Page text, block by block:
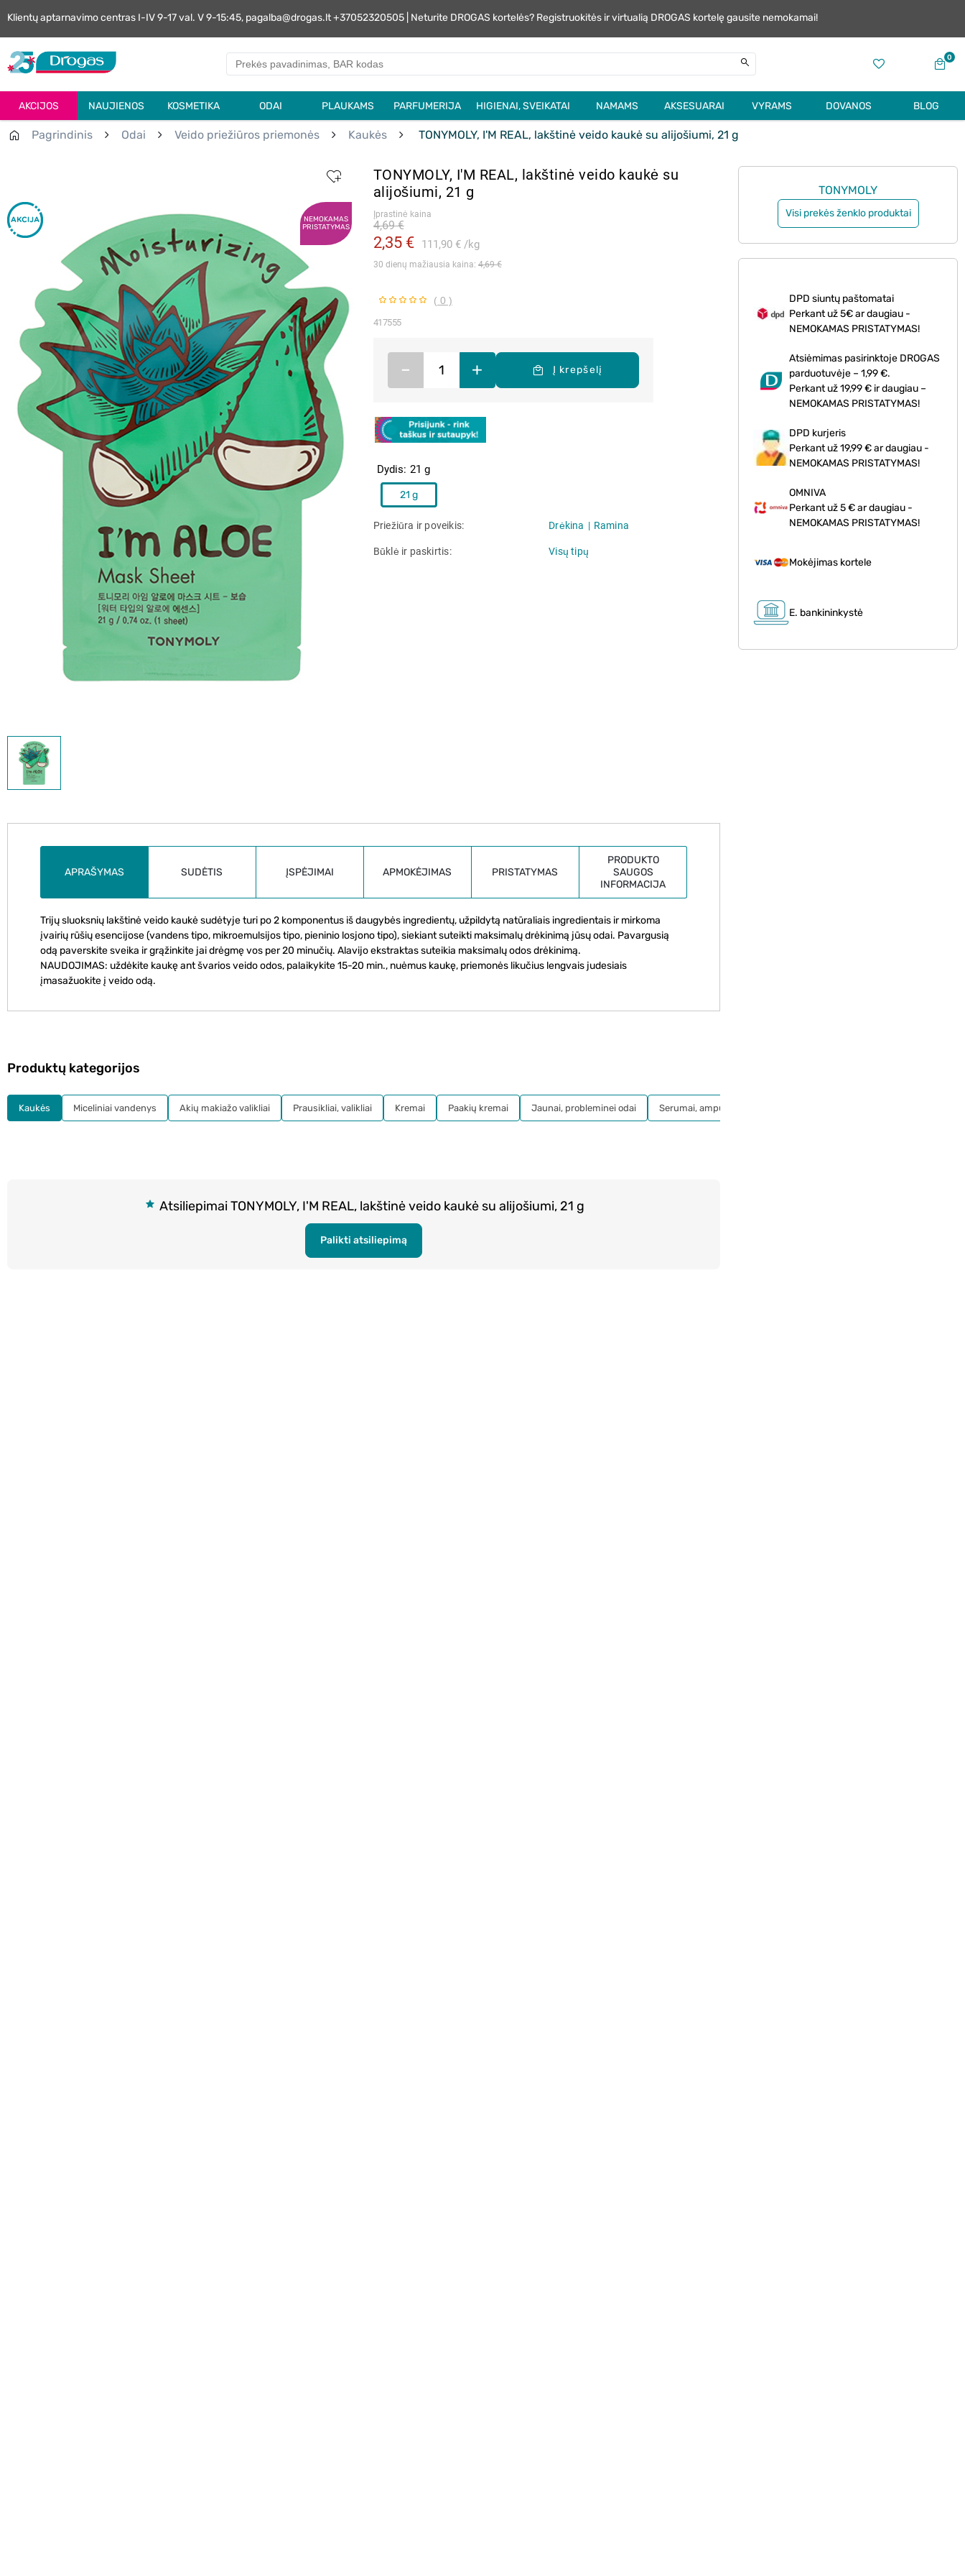
Klientų aptarnavimo centras I-IV 9-17 val. V 9-15:45, pagalba@drogas.lt +37052320505 | Neturite DROGAS kortelės? Registruokitės ir virtualią DROGAS kortelę gausite nemokamai!
0
AKCIJOS NAUJIENOS KOSMETIKA ODAI PLAUKAMS PARFUMERIJA HIGIENAI, SVEIKATAI NAMAMS AKSESUARAI VYRAMS DOVANOS BLOG
Pagrindinis Odai Veido priežiūros priemonės Kaukės TONYMOLY, I'M REAL, lakštinė veido kaukė su alijošiumi, 21 g
NEMOKAMAS
PRISTATYMAS
TONYMOLY, I'M REAL, lakštinė veido kaukė su
alijošiumi, 21 g
Įprastinė kaina
2,35 € 111,90 € kg
4,69 €
30 dienų mažiausia kaina: 4,69 €
( 0 )
417555
Dydis 21 g
21 g
– + Į krepšelį
Priežiūra ir poveikis Drėkina Ramina
Būklė ir paskirtis Visų tipų
TONYMOLY
Visi prekės ženklo produktai
DPD siuntų paštomatai
Perkant už 5€ ar daugiau -
NEMOKAMAS PRISTATYMAS!
Atsiėmimas pasirinktoje DROGAS
parduotuvėje – 1,99 €.
Perkant už 19,99 € ir daugiau –
NEMOKAMAS PRISTATYMAS!
DPD kurjeris
Perkant už 19,99 € ar daugiau -
NEMOKAMAS PRISTATYMAS!
OMNIVA
Perkant už 5 € ar daugiau -
NEMOKAMAS PRISTATYMAS!
Mokėjimas kortele
E. bankininkystė
APRAŠYMAS SUDĖTIS ĮSPĖJIMAI APMOKĖJIMAS PRISTATYMAS
PRODUKTO
SAUGOS
INFORMACIJA
Trijų sluoksnių lakštinė veido kaukė sudėtyje turi po 2 komponentus iš daugybės ingredientų, užpildytą natūraliais ingredientais ir mirkoma
įvairių rūšių esencijose (vandens tipo, mikroemulsijos tipo, pieninio losjono tipo), siekiant suteikti maksimalų drėkinimą jūsų odai. Pavargusią
odą paverskite sveika ir grąžinkite jai drėgmę vos per 20 minučių. Alavijo ekstraktas suteikia maksimalų odos drėkinimą.
NAUDOJIMAS: uždėkite kaukę ant švarios veido odos, palaikykite 15-20 min., nuėmus kaukę, priemonės likučius lengvais judesiais
įmasažuokite į veido odą.
Atsiliepimai TONYMOLY, I'M REAL, lakštinė veido kaukė su alijošiumi, 21 g
Palikti atsiliepimą
Produktų kategorijos
Kaukės Miceliniai vandenys Akių makiažo valikliai Prausikliai, valikliai Kremai Paakių kremai Jaunai, probleminei odai Serumai, ampulės